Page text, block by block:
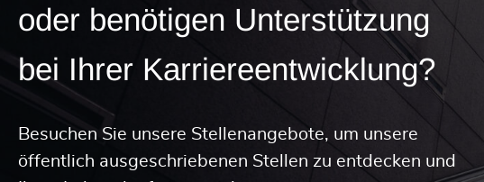
oder benötigen Unterstützung
bei Ihrer Karriereentwicklung?
Besuchen Sie unsere Stellenangebote, um unsere
öffentlich ausgeschriebenen Stellen zu entdecken und